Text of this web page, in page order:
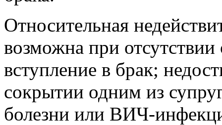
Относительная
возможна при отсутствии
вступление в брак;
сокрытии одним из
болезни или ВИЧ-